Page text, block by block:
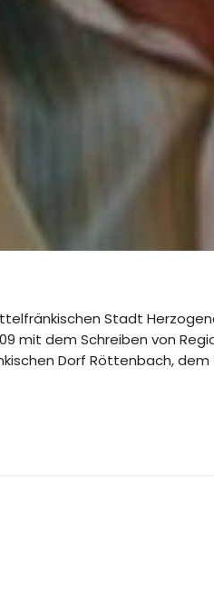
Stadt
mit dem Schreiben von
Dorf Röttenbach,